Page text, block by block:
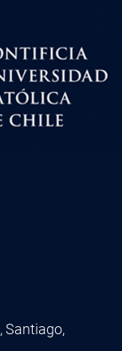
Santiago,